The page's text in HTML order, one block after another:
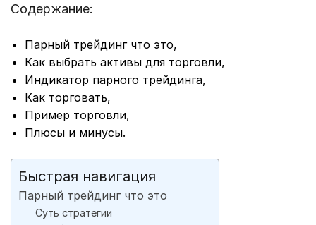
Содержание:
Парный трейдинг что это,
Как выбрать активы для торговли,
Индикатор парного трейдинга,
Как торговать,
Пример торговли,
Плюсы и минусы.
Быстрая навигация
Парный трейдинг что это
Суть стратегии